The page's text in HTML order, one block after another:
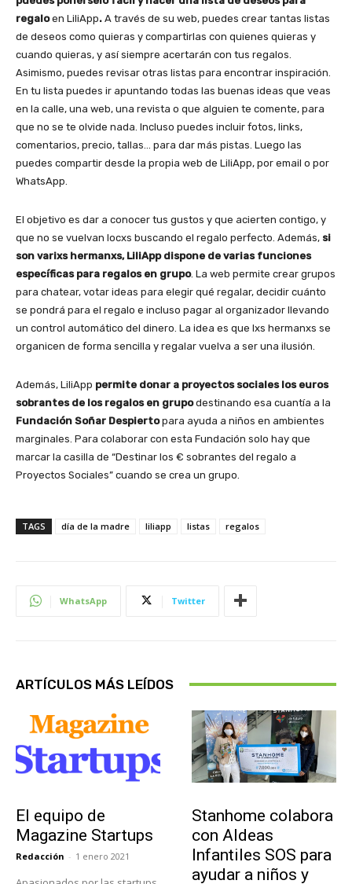
regaloen LiliApp. A través de su web, puedes crear tantas listas
de deseos como quieras y compartirlas con quienes quieras y
cuando quieras, y así siempre acertarán con tus regalos.
Asimismo, puedes revisar otras listas para encontrar inspiración.
En tu lista puedes ir apuntando todas las buenas ideas que veas
en la calle, una web, una revista o que alguien te comente, para
que no se te olvide nada. Incluso puedes incluir fotos, links,
comentarios, precio, tallas… para dar más pistas. Luego las
puedes compartir desde la propia web de LiliApp, por email o por
WhatsApp.
El objetivo es dar a conocer tus gustos y que acierten contigo, y
que no se vuelvan locxs buscando el regalo perfecto. Además, si
son varixs hermanxs, LiliApp dispone de varias funciones
específicas para regalos en grupo. La web permite crear grupos
para chatear, votar ideas para elegir qué regalar, decidir cuánto
se pondrá para el regalo e incluso pagar al organizador llevando
un control automático del dinero. La idea es que lxs hermanxs se
organicen de forma sencilla y regalar vuelva a ser una ilusión.
Además, LiliApp permite donar a proyectos sociales los euros
sobrantes de los regalos en grupodestinando esa cuantía a la
Fundación Soñar Despiertopara ayuda a niños en ambientes
marginales. Para colaborar con esta Fundación solo hay que
marcar la casilla de “Destinar los € sobrantes del regalo a
Proyectos Sociales” cuando se crea un grupo.
TAGS día de la madre liliapp listas regalos
WhatsApp Twitter
ARTÍCULOS MÁS LEÍDOS
El equipo de
Magazine Startups
Redacción - 1 enero 2021
Stanhome colabora
con Aldeas
Infantiles SOS para
ayudar a niños y